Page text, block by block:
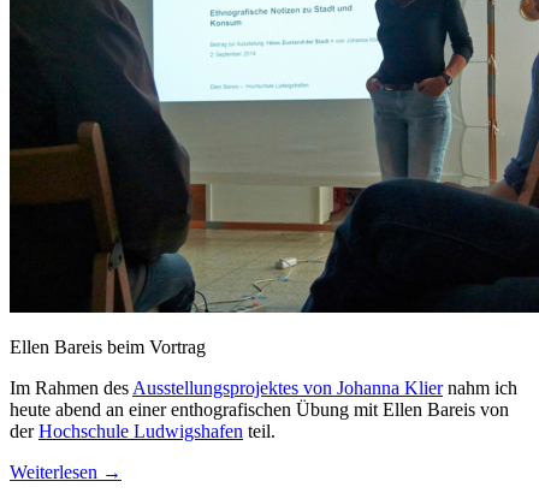
Ellen Bareis beim Vortrag
Im Rahmen des Ausstellungsprojektes von Johanna Kliernahm ich
heute abend an einer enthografischen Übung mit Ellen Bareis von
derHochschule Ludwigshafen teil.
Weiterlesen →